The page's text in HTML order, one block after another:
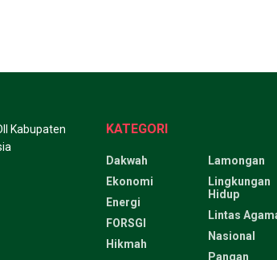
Kabupaten
KATEGORI
Dakwah
Ekonomi
Energi
FORSGI
Hikmah
Lamongan
Lingkungan
Hidup
Lintas
Nasional
Pangan